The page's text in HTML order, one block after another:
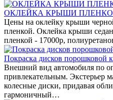
ОКЛЕЙКА КРЫШИ
Цены на оклейку крыши
пленкой. Оклейка крыши
пленкой - 17000р,
Покраска дисков порошковой
Внешний вид автомобиля по
привлекательным. Экстерьер
колесные диски, придавая
гармоничный…